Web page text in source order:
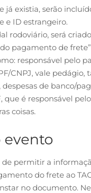
já existia, serão
e ID estrangeiro.
rodoviário, será
pagamento de
responsável pelo
CNPJ, vale pedágio,
de banco/
que é responsável
coisas.
evento
permitir a
do frete ao
no documento.